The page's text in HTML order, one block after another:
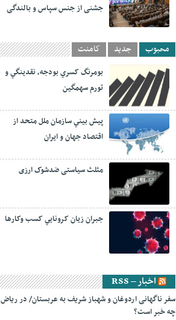
جشنی از جنس سپاس و بالندگی
محبوب جدید کامنت
بومرنگ کسري بودجه، نقدينگي و
تورم سهمگين
پيش‏ بيني سازمان ملل متحد از
اقتصاد جهان و ايران
مثلث سیاستی ضدشوک ارزی
جبران زيان کرونايي کسب وکارها
اخبار – RSS
سفر ناگهانی اردوغان و شهباز شریف به عربستان/ در ریاض
چه خبر است؟